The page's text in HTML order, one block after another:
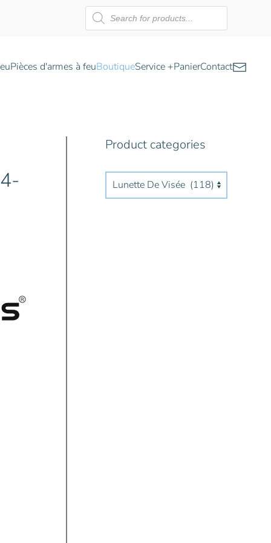
Recherche
de
produits
Pièces d'armes à feuBoutiqueService +PanierContact
Product categories